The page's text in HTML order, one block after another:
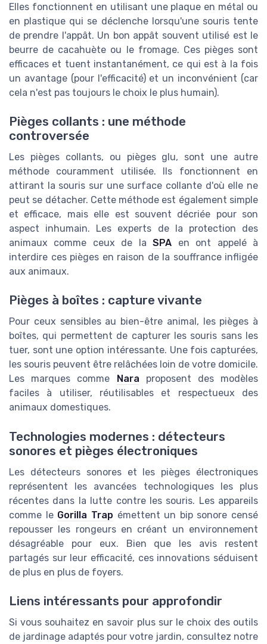
Elles fonctionnent en utilisant une plaque en métal ou
en plastique qui se déclenche lorsqu'une souris tente
de prendre l'appât. Un bon appât souvent utilisé est le
beurre de cacahuète ou le fromage. Ces pièges sont
efficaces et tuent instantanément, ce qui est à la fois
un avantage (pour l'efficacité) et un inconvénient (car
cela n'est pas toujours le choix le plus humain).
Pièges collants : une méthode
controversée
Les pièges collants, ou pièges glu, sont une autre
méthode couramment utilisée. Ils fonctionnent en
attirant la souris sur une surface collante d'où elle ne
peut se détacher. Cette méthode est également simple
et efficace, mais elle est souvent décriée pour son
aspect inhumain. Les experts de la protection des
animaux comme ceux de laSPA en ont appelé à
interdire ces pièges en raison de la souffrance infligée
aux animaux.
Pièges à boîtes : capture vivante
Pour ceux sensibles au bien-être animal, les pièges à
boîtes, qui permettent de capturer les souris sans les
tuer, sont une option intéressante. Une fois capturées,
les souris peuvent être relâchées loin de votre domicile.
Les marques comme
Nara proposent des modèles
faciles à utiliser, réutilisables et respectueux des
animaux domestiques.
Technologies modernes : détecteurs
sonores et pièges électroniques
Les détecteurs sonores et les pièges électroniques
représentent les avancées technologiques les plus
récentes dans la lutte contre les souris. Les appareils
comme le Gorilla Trap émettent un bip sonore censé
repousser les rongeurs en créant un environnement
désagréable pour eux. Bien que les avis restent
partagés sur leur efficacité, ces innovations séduisent
de plus en plus de foyers.
Liens intéressants pour approfondir
Si vous souhaitez en savoir plus sur le choix des outils
de jardinage adaptés pour votre jardin, consultez notre